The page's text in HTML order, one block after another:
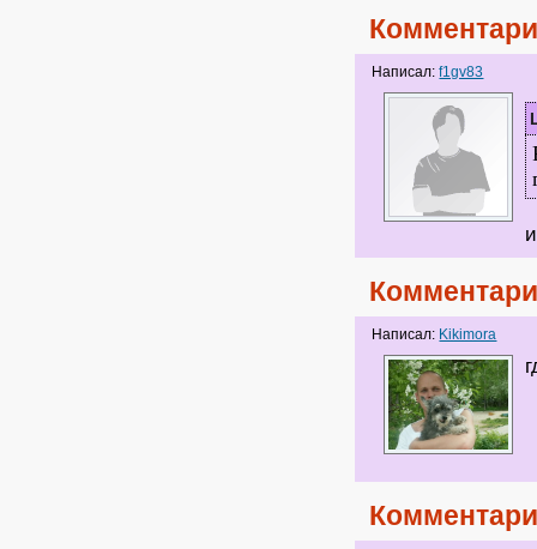
Написал:f1gv83
Написал: Kikimora